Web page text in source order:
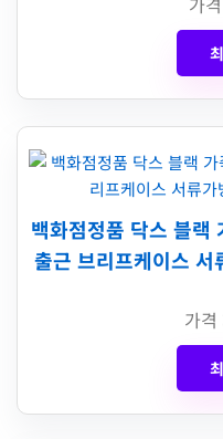
백화점정품 닥스 블랙
출근 브리프케이스 서
가